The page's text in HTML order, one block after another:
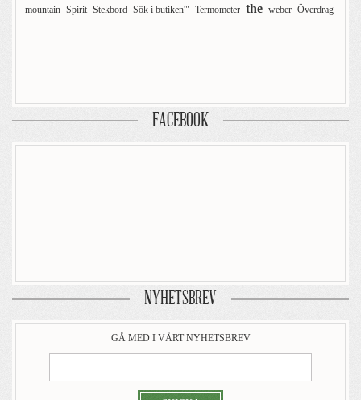
mountain Spirit Stekbord Sök i butiken'" Termometer the weber Överdrag
FACEBOOK
NYHETSBREV
GÅ MED I VÅRT NYHETSBREV